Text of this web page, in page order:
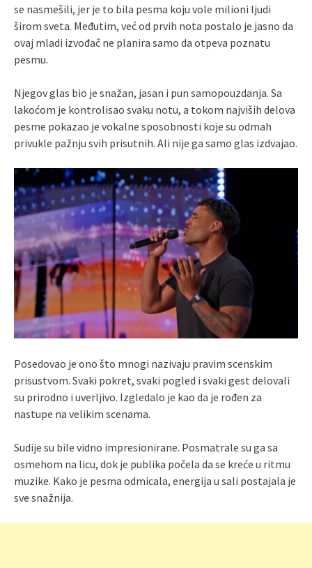
se nasmešili, jer je to bila pesma koju vole milioni ljudi
širom sveta. Međutim, već od prvih nota postalo je jasno da
ovaj mladi izvođač ne planira samo da otpeva poznatu
pesmu.
Njegov glas bio je snažan, jasan i pun samopouzdanja. Sa
lakoćom je kontrolisao svaku notu, a tokom najviših delova
pesme pokazao je vokalne sposobnosti koje su odmah
privukle pažnju svih prisutnih. Ali nije ga samo glas izdvajao.
Posedovao je ono što mnogi nazivaju pravim scenskim
prisustvom. Svaki pokret, svaki pogled i svaki gest delovali
su prirodno i uverljivo. Izgledalo je kao da je rođen za
nastupe na velikim scenama.
Sudije su bile vidno impresionirane. Posmatrale su ga sa
osmehom na licu, dok je publika počela da se kreće u ritmu
muzike. Kako je pesma odmicala, energija u sali postajala je
sve snažnija.